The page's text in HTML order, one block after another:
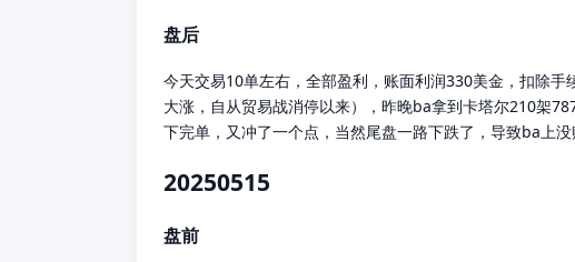
盘后
今天交易10单左右，全部盈利，账面利润330美金，扣除
大涨，自从贸易战消停以来），昨晚ba拿到卡塔尔210架
下完单，又冲了一个点，当然尾盘一路下跌了，导致ba上
20250515
盘前